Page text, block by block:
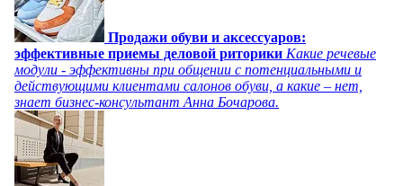
Продажи обуви и аксессуаров:
эффективные приемы деловой риторики Какие речевые
модули - эффективны при общении с потенциальными и
действующими клиентами салонов обуви, а какие – нет,
знает бизнес-консультант Анна Бочарова.